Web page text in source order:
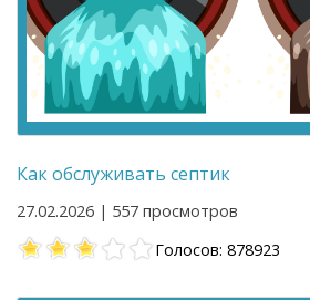
Как обслуживать септик
27.02.2026 | 557 просмотров
Голосов: 878923